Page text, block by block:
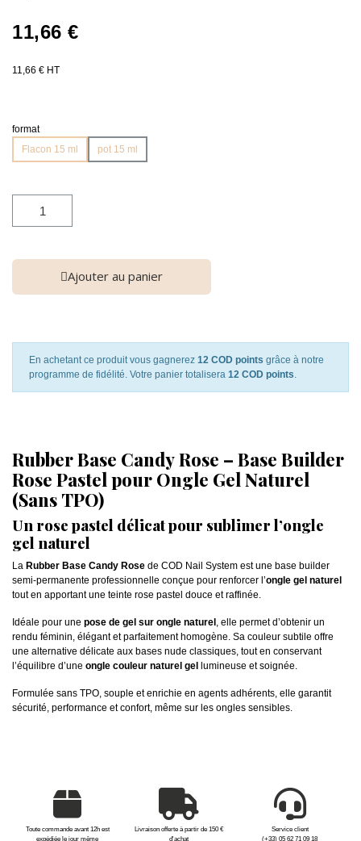
11,66 €
11,66 € HT
format
Flacon 15 ml
pot 15 ml
Ajouter au panier
En achetant ce produit vous gagnerez 12 COD points grâce à notre
programme de fidélité. Votre panier totalisera 12 COD points.
Rubber Base Candy Rose – Base Builder
Rose Pastel pour Ongle Gel Naturel
(Sans TPO)
Un rose pastel délicat pour sublimer l’ongle
gel naturel
La Rubber Base Candy Rose de COD Nail System est une base builder
semi-permanente professionnelle conçue pour renforcer l’ongle gel naturel
tout en apportant une teinte rose pastel douce et raffinée.
Idéale pour une pose de gel sur ongle naturel , elle permet d’obtenir un
rendu féminin, élégant et parfaitement homogène. Sa couleur subtile offre
une alternative délicate aux bases nude classiques, tout en conservant
l’équilibre d’une ongle couleur naturel gel lumineuse et soignée.
Formulée sans TPO, souple et enrichie en agents adhérents, elle garantit
sécurité, performance et confort, même sur les ongles sensibles.
Toute commande avant 12h est
expédiée le jour même
Livraison offerte à partir de 150 €
d'achat
Service client
(+33) 05 62 71 09 18